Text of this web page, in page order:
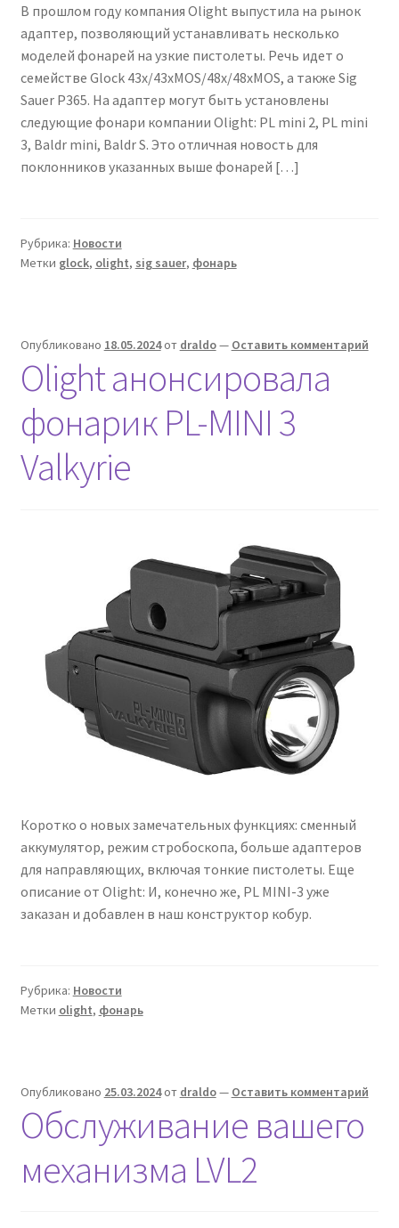
В прошлом году компания Olight выпустила на рынок
адаптер, позволяющий устанавливать несколько
моделей фонарей на узкие пистолеты. Речь идет о
семействе Glock 43x/43xMOS/48x/48xMOS, а также Sig
Sauer P365. На адаптер могут быть установлены
следующие фонари компании Olight: PL mini 2, PL mini
3, Baldr mini, Baldr S. Это отличная новость для
поклонников указанных выше фонарей […]
Рубрика: Новости
Метки glock, olight, sig sauer, фонарь
Опубликовано 18.05.2024от draldo— Оставить комментарий
Olight анонсировала
фонарик PL-MINI 3
Valkyrie
Коротко о новых замечательных функциях: сменный
аккумулятор, режим стробоскопа, больше адаптеров
для направляющих, включая тонкие пистолеты. Еще
описание от Olight: И, конечно же, PL MINI-3 уже
заказан и добавлен в наш конструктор кобур.
Рубрика: Новости
Метки olight, фонарь
Опубликовано 25.03.2024от draldo— Оставить комментарий
Обслуживание вашего
механизма LVL2